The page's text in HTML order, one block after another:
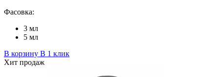
Фасовка:
3 мл
5 мл
В корзину В 1 клик
Хит продаж